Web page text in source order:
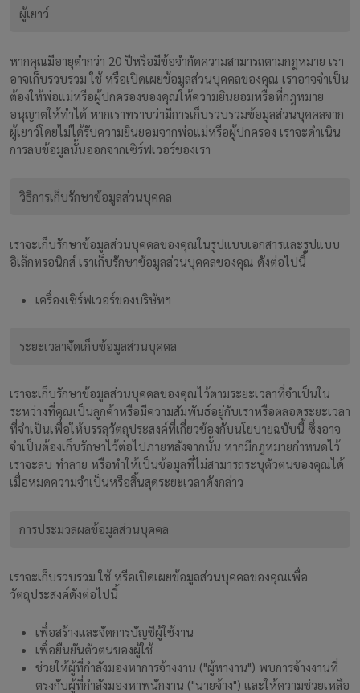
ผู้เยาว์
หากคุณมีอายุต่ำกว่า 20 ปีหรือมีข้อจำกัดความสามารถตามกฎหมาย เรา
อาจเก็บรวบรวม ใช้ หรือเปิดเผยข้อมูลส่วนบุคคลของคุณ เราอาจจำเป็น
ต้องให้พ่อแม่หรือผู้ปกครองของคุณให้ความยินยอมหรือที่กฎหมาย
อนุญาตให้ทำได้ หากเราทราบว่ามีการเก็บรวบรวมข้อมูลส่วนบุคคลจาก
ผู้เยาว์โดยไม่ได้รับความยินยอมจากพ่อแม่หรือผู้ปกครอง เราจะดำเนิน
การลบข้อมูลนั้นออกจากเซิร์ฟเวอร์ของเรา
วิธีการเก็บรักษาข้อมูลส่วนบุคคล
เราจะเก็บรักษาข้อมูลส่วนบุคคลของคุณในรูปแบบเอกสารและรูปแบบ
อิเล็กทรอนิกส์ เราเก็บรักษาข้อมูลส่วนบุคคลของคุณ ดังต่อไปนี้
เครื่องเซิร์ฟเวอร์ของบริษัทฯ
ระยะเวลาจัดเก็บข้อมูลส่วนบุคคล
เราจะเก็บรักษาข้อมูลส่วนบุคคลของคุณไว้ตามระยะเวลาที่จำเป็นใน
ระหว่างที่คุณเป็นลูกค้าหรือมีความสัมพันธ์อยู่กับเราหรือตลอดระยะเวลา
ที่จำเป็นเพื่อให้บรรลุวัตถุประสงค์ที่เกี่ยวข้องกับนโยบายฉบับนี้ ซึ่งอาจ
จำเป็นต้องเก็บรักษาไว้ต่อไปภายหลังจากนั้น หากมีกฎหมายกำหนดไว้
เราจะลบ ทำลาย หรือทำให้เป็นข้อมูลที่ไม่สามารถระบุตัวตนของคุณได้
เมื่อหมดความจำเป็นหรือสิ้นสุดระยะเวลาดังกล่าว
การประมวลผลข้อมูลส่วนบุคคล
เราจะเก็บรวบรวม ใช้ หรือเปิดเผยข้อมูลส่วนบุคคลของคุณเพื่อ
วัตถุประสงค์ดังต่อไปนี้
เพื่อสร้างและจัดการบัญชีผู้ใช้งาน
เพื่อยืนยันตัวตนของผู้ใช้
ช่วยให้ผู้ที่กำลังมองหาการจ้างงาน ("ผู้หางาน") พบการจ้างงานที่
ตรงกับผู้ที่กำลังมองหาพนักงาน ("นายจ้าง") และให้ความช่วยเหลือ